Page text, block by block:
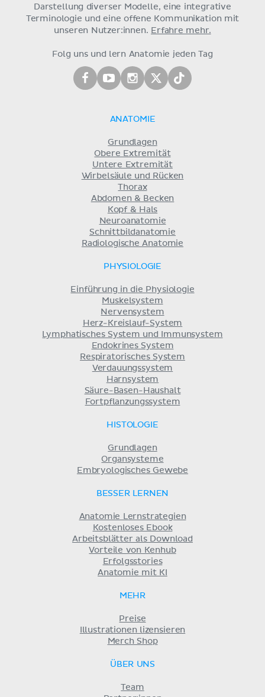
Darstellung diverser Modelle, eine integrative
Terminologie und eine offene Kommunikation mit
unseren Nutzer:innen. Erfahre mehr.
Folg uns und lern Anatomie jeden Tag
ANATOMIE
Grundlagen
Obere Extremität
Untere Extremität
Wirbelsäule und Rücken
Thorax
Abdomen & Becken
Kopf & Hals
Neuroanatomie
Schnittbildanatomie
Radiologische Anatomie
PHYSIOLOGIE
Einführung in die Physiologie
Muskelsystem
Nervensystem
Herz-Kreislauf-System
Lymphatisches System und Immunsystem
Endokrines System
Respiratorisches System
Verdauungssystem
Harnsystem
Säure-Basen-Haushalt
Fortpflanzungssystem
HISTOLOGIE
Grundlagen
Organsysteme
Embryologisches Gewebe
BESSER LERNEN
Anatomie Lernstrategien
Kostenloses Ebook
Arbeitsblätter als Download
Vorteile von Kenhub
Erfolgsstories
Anatomie mit KI
MEHR
Preise
Illustrationen lizensieren
Merch Shop
ÜBER UNS
Team